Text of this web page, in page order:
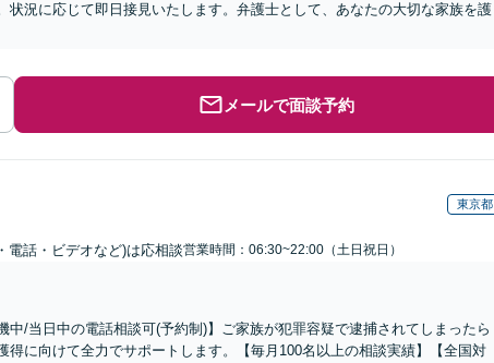
状況に応じて即日接見いたします。弁護士として、あなたの大切な家族を護
メールで面談予約
東京都
電話・ビデオなど)は応相談営業時間：06:30~22:00（土日祝日）
中/当日中の電話相談可(予約制)】ご家族が犯罪容疑で逮捕されてしまったら
得に向けて全力でサポートします。【毎月100名以上の相談実績】【全国対